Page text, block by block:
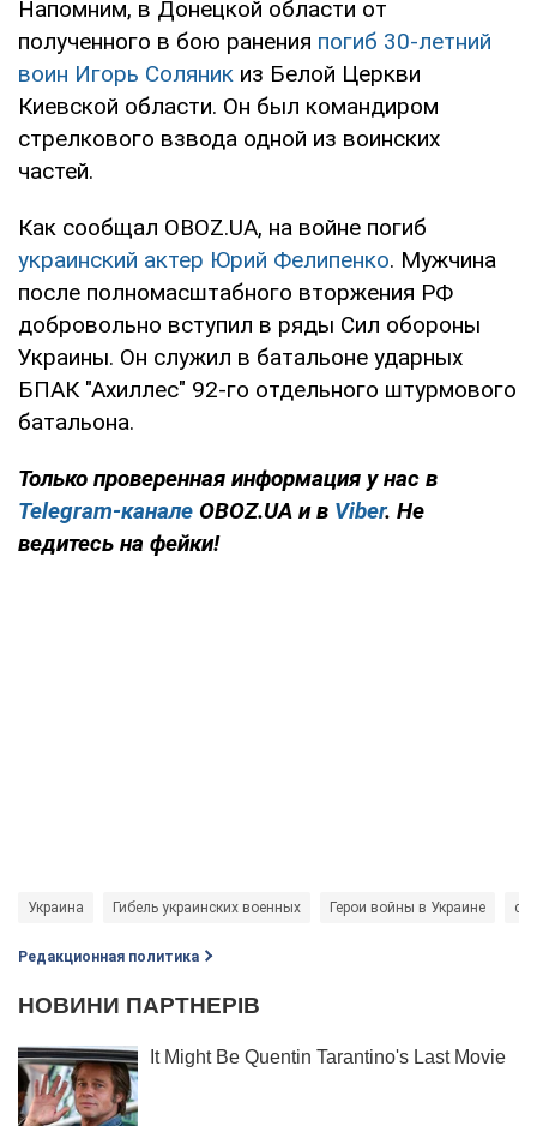
Напомним, в Донецкой области от
полученного в бою ранения погиб 30-летний
воин Игорь Соляник из Белой Церкви
Киевской области. Он был командиром
стрелкового взвода одной из воинских
частей.
Как сообщал OBOZ.UA, на войне погиб
украинский актер Юрий Фелипенко. Мужчина
после полномасштабного вторжения РФ
добровольно вступил в ряды Сил обороны
Украины. Он служил в батальоне ударных
БПАК "Ахиллес" 92-го отдельного штурмового
батальона.
Только проверенная информация у нас в
Telegram-канале OBOZ.UA и в Viber. Не
ведитесь на фейки!
Украина Гибель украинских военных Герои войны в Украине
Редакционная политика